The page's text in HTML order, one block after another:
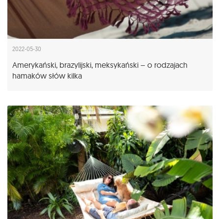
2022-05-30
Amerykański, brazylijski, meksykański – o rodzajach
hamaków słów kilka